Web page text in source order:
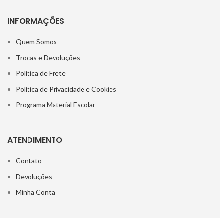
INFORMAÇÕES
Quem Somos
Trocas e Devoluções
Política de Frete
Política de Privacidade e Cookies
Programa Material Escolar
ATENDIMENTO
Contato
Devoluções
Minha Conta